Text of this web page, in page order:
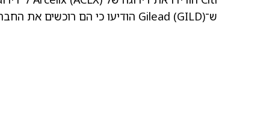
ש־Gilead (GILD) הודיעו כי הם רוכשים את החברה תמורת 115 דולר למניה.